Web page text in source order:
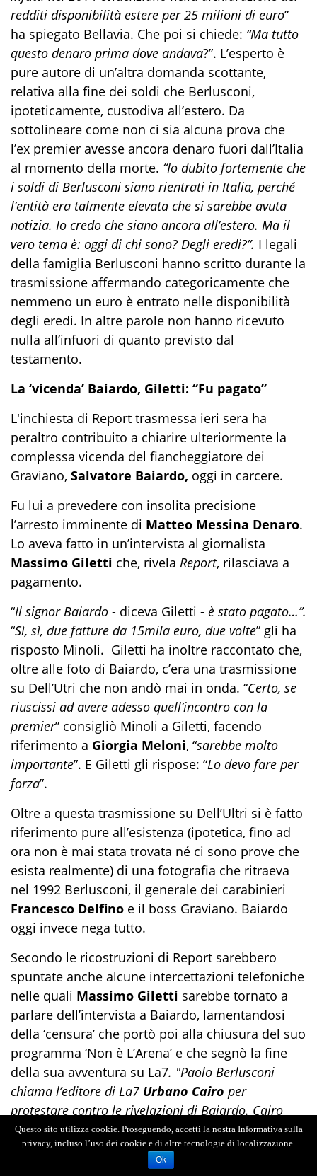
redditi disponibilità estere per 25 milioni di euro”
ha spiegato Bellavia. Che poi si chiede: “Ma tutto
questo denaro prima dove andava?”. L’esperto è
pure autore di un’altra domanda scottante,
relativa alla fine dei soldi che Berlusconi,
ipoteticamente, custodiva all’estero. Da
sottolineare come non ci sia alcuna prova che
l’ex premier avesse ancora denaro fuori dall’Italia
al momento della morte. “Io dubito fortemente che
i soldi di Berlusconi siano rientrati in Italia, perché
l’entità era talmente elevata che si sarebbe avuta
notizia. Io credo che siano ancora all’estero. Ma il
vero tema è: oggi di chi sono? Degli eredi?”. I legali
della famiglia Berlusconi hanno scritto durante la
trasmissione affermando categoricamente che
nemmeno un euro è entrato nelle disponibilità
degli eredi. In altre parole non hanno ricevuto
nulla all’infuori di quanto previsto dal
testamento.
La ‘vicenda’ Baiardo, Giletti: “Fu pagato”
L'inchiesta di Report trasmessa ieri sera ha
peraltro contribuito a chiarire ulteriormente la
complessa vicenda del fiancheggiatore dei
Graviano, Salvatore Baiardo, oggi in carcere.
Fu lui a prevedere con insolita precisione
l’arresto imminente di Matteo Messina Denaro.
Lo aveva fatto in un’intervista al giornalista
Massimo Giletti che, rivela Report, rilasciava a
pagamento.
“Il signor Baiardo - diceva Giletti - è stato pagato…”.
“Sì, sì, due fatture da 15mila euro, due volte” gli ha
risposto Minoli. Giletti ha inoltre raccontato che,
oltre alle foto di Baiardo, c’era una trasmissione
su Dell’Utri che non andò mai in onda. “Certo, se
riuscissi ad avere adesso quell’incontro con la
premier” consigliò Minoli a Giletti, facendo
riferimento a Giorgia Meloni, “sarebbe molto
importante”. E Giletti gli rispose: “Lo devo fare per
forza”.
Oltre a questa trasmissione su Dell’Ultri si è fatto
riferimento pure all’esistenza (ipotetica, fino ad
ora non è mai stata trovata né ci sono prove che
esista realmente) di una fotografia che ritraeva
nel 1992 Berlusconi, il generale dei carabinieri
Francesco Delfino e il boss Graviano. Baiardo
oggi invece nega tutto.
Secondo le ricostruzioni di Report sarebbero
spuntate anche alcune intercettazioni telefoniche
nelle quali Massimo Giletti sarebbe tornato a
parlare dell’intervista a Baiardo, lamentandosi
della ‘censura’ che portò poi alla chiusura del suo
programma ‘Non è L’Arena’ e che segnò la fine
della sua avventura su La7. "Paolo Berlusconi
chiama l’editore di La7 Urbano Cairo per
protestare contro le rivelazioni di Baiardo. Cairo
chiede a Giletti di incontrare Berlusconi ma Giletti
rifiuta"racconta Mondani nel servizio della
Sigfrido Ranucci
Questo sito utilizza cookie. Proseguendo, accetti la nostra Informativa sulla
privacy, incluso l’uso dei cookie e di altre tecnologie di localizzazione.
Ok